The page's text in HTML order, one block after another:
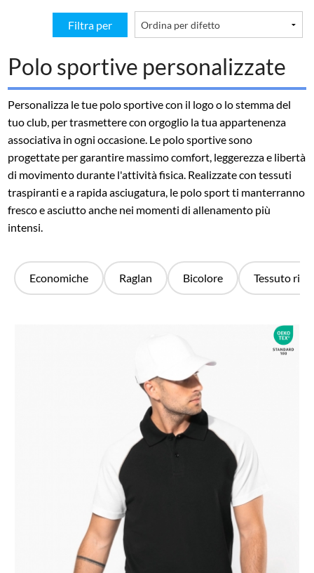
Filtra per
Polo sportive personalizzate
Personalizza le tue polo sportive con il logo o lo stemma del
tuo club, per trasmettere con orgoglio la tua appartenenza
associativa in ogni occasione. Le polo sportive sono
progettate per garantire massimo comfort, leggerezza e libertà
di movimento durante l'attività fisica. Realizzate con tessuti
traspiranti e a rapida asciugatura, le polo sport ti manterranno
fresco e asciutto anche nei momenti di allenamento più
intensi.
Economiche Raglan Bicolore Tessuto